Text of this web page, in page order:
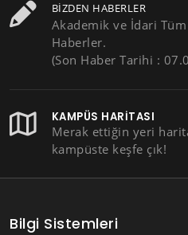
BIZDEN HABERLER
Akademik ve İdari
Haberler.
(Son Haber Tarihi :
KAMPÜS HARITASI
Merak ettiğin yeri
kampüste keşfe çık!
Bilgi Sistemleri